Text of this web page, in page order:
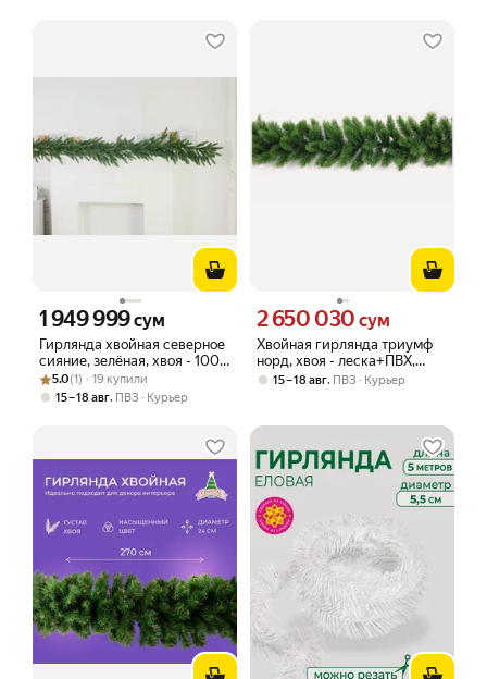
Гирлянда хвойная северное
сияние, зелёная, хвоя - 100%
литая мягкий полимер,
180х33 см, царь елка
Цена 1949999 сум вместо
1 949 999сум
Рейтинг товара: 5.0 из 5
Оценок: (1) · 19 купили
5.0(1) · 19 купили
15 – 18 авг, ПВЗ Курьер
Хвойная гирлянда триумф
норд, хвоя - леска+ПВХ,
270х33 см, Триумф Три
Цена 2650030 сум вместо
2 650 030 сум
15 – 18 авг, ПВЗ Курьер